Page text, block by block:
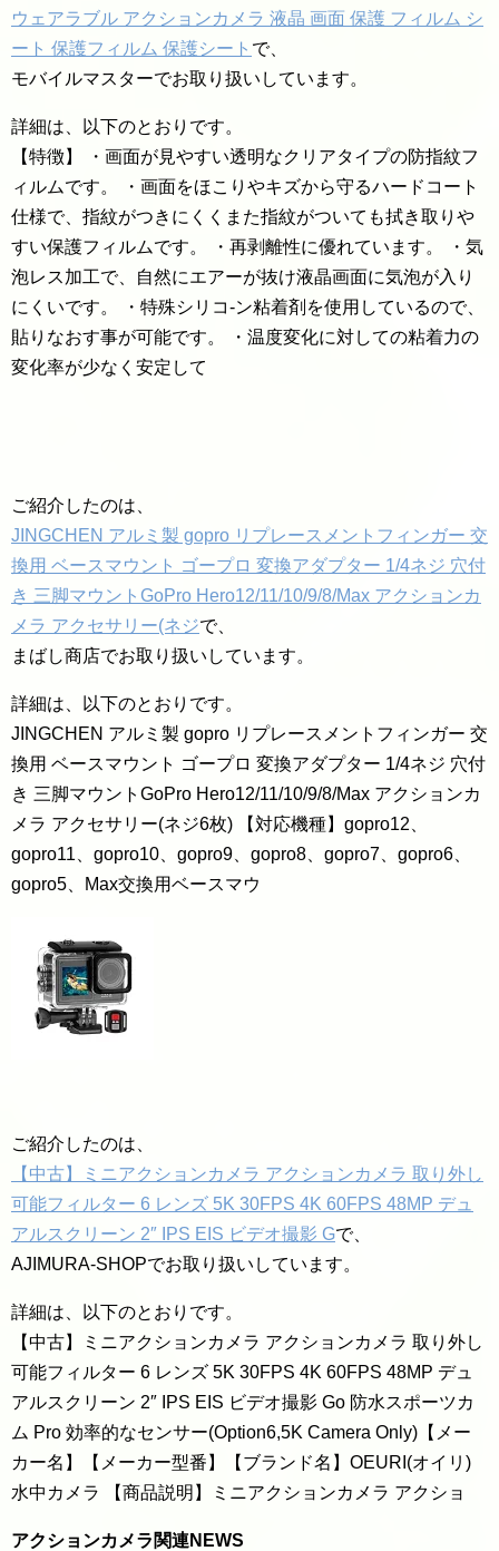
ウェアラブル アクションカメラ 液晶 画面 保護 フィルム シ
ート 保護フィルム 保護シート で、
モバイルマスターでお取り扱いしています。
詳細は、以下のとおりです。
【特徴】 ・画面が見やすい透明なクリアタイプの防指紋フ
ィルムです。 ・画面をほこりやキズから守るハードコート
仕様で、指紋がつきにくくまた指紋がついても拭き取りや
すい保護フィルムです。 ・再剥離性に優れています。 ・気
泡レス加工で、自然にエアーが抜け液晶画面に気泡が入り
にくいです。 ・特殊シリコ-ン粘着剤を使用しているので、
貼りなおす事が可能です。 ・温度変化に対しての粘着力の
変化率が少なく安定して
ご紹介したのは、
JINGCHEN アルミ製 gopro リプレースメントフィンガー 交
換用 ベースマウント ゴープロ 変換アダプター 1/4ネジ 穴付
き 三脚マウントGoPro Hero12/11/10/9/8/Max アクションカ
メラ アクセサリー(ネジで、
まばし商店でお取り扱いしています。
詳細は、以下のとおりです。
JINGCHEN アルミ製 gopro リプレースメントフィンガー 交
換用 ベースマウント ゴープロ 変換アダプター 1/4ネジ 穴付
き 三脚マウントGoPro Hero12/11/10/9/8/Max アクションカ
メラ アクセサリー(ネジ6枚) 【対応機種】gopro12、
gopro11、gopro10、gopro9、gopro8、gopro7、gopro6、
gopro5、Max交換用ベースマウ
ご紹介したのは、
【中古】ミニアクションカメラ アクションカメラ 取り外し
可能フィルター 6 レンズ 5K 30FPS 4K 60FPS 48MP デュ
アルスクリーン 2″ IPS EIS ビデオ撮影 Gで、
AJIMURA-SHOPでお取り扱いしています。
詳細は、以下のとおりです。
【中古】ミニアクションカメラ アクションカメラ 取り外し
可能フィルター 6 レンズ 5K 30FPS 4K 60FPS 48MP デュ
アルスクリーン 2″ IPS EIS ビデオ撮影 Go 防水スポーツカ
ム Pro 効率的なセンサー(Option6,5K Camera Only)【メー
カー名】【メーカー型番】【ブランド名】OEURI(オイリ)
水中カメラ 【商品説明】ミニアクションカメラ アクショ
アクションカメラ関連NEWS